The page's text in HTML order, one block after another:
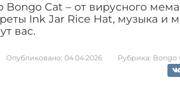
Bongo Cat – от вирусного
Ink Jar Rice Hat, музыка и
вас.
Опубликовано: 04.04.2026 Рубрика: Bongo